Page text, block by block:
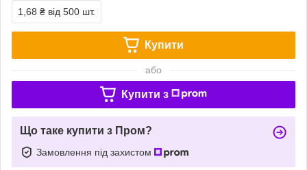
1,68 ₴ від 500 шт.
Купити
або
Купити з
Що таке купити з Пром?
Замовлення під захистом